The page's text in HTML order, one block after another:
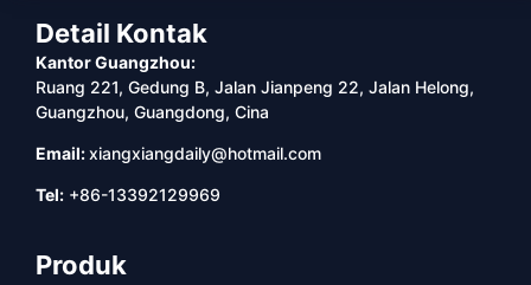
Detail Kontak
Kantor Guangzhou:
Ruang 221, Gedung B, Jalan Jianpeng 22, Jalan Helong,
Guangzhou, Guangdong, Cina
Email:xiangxiangdaily@hotmail.com
Tel: +86-13392129969
Produk